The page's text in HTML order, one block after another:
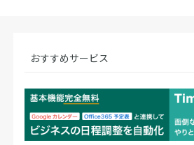
おすすめサービス